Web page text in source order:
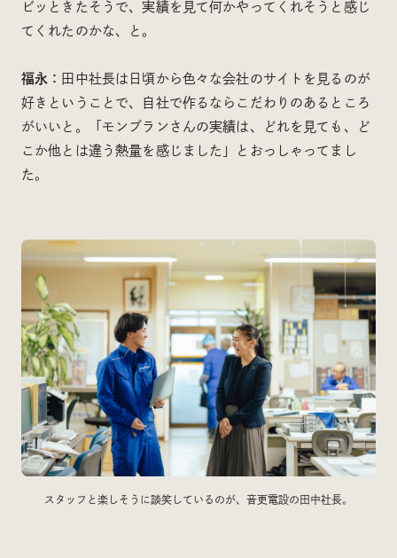
ビッときたそうで、実績を見て何かやってくれそうと感じ
てくれたのかな、と。
福永： 田中社長は日頃から色々な会社のサイトを見るのが
好きということで、自社で作るならこだわりのあるところ
がいいと。「モンブランさんの実績は、どれを見ても、ど
こか他とは違う熱量を感じました」とおっしゃってまし
た。
スタッフと楽しそうに談笑しているのが、音更電設の田中社長。